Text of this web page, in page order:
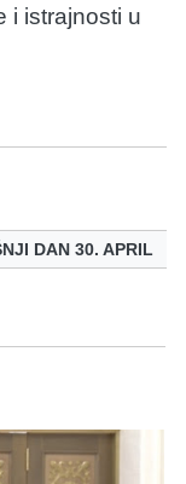
i istrajnosti u
DAN 30. APRIL